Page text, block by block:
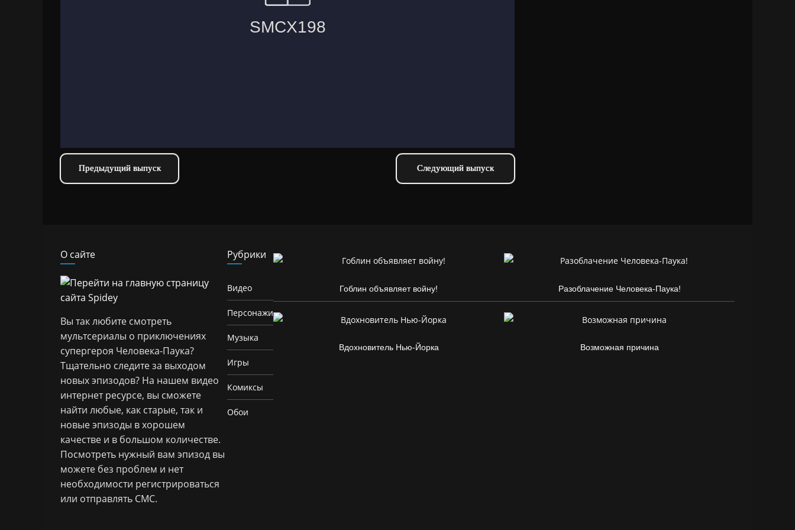
Предыдущий выпуск Следующий выпуск
О сайте
Вы так любите смотреть
мультсериалы о приключениях
супергероя Человека-Паука?
Тщательно следите за выходом
новых эпизодов? На нашем видео
интернет ресурсе, вы сможете
найти любые, как старые, так и
новые эпизоды в хорошем
качестве и в большом количестве.
Посмотреть нужный вам эпизод вы
можете без проблем и нет
необходимости регистрироваться
или отправлять СМС.
Рубрики
Видео
Персонажи
Музыка
Игры
Комиксы
Обои
Гоблин объявляет войну!
Вдохновитель Нью-Йорка
Разоблачение Человека-Паука!
Возможная причина